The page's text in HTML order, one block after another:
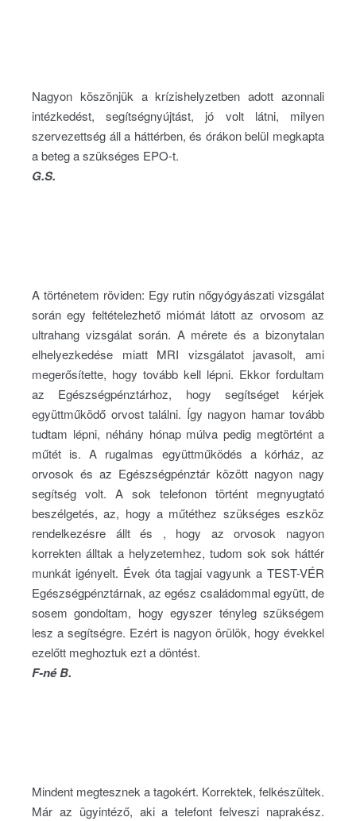
Nagyon köszönjük a krízishelyzetben adott azonnali
intézkedést, segítségnyújtást, jó volt látni, milyen
szervezettség áll a háttérben, és órákon belül megkapta
a beteg a szükséges EPO-t.
G.S.
A történetem röviden: Egy rutin nőgyógyászati vizsgálat
során egy feltételezhető miómát látott az orvosom az
ultrahang vizsgálat során. A mérete és a bizonytalan
elhelyezkedése miatt MRI vizsgálatot javasolt, ami
megerősítette, hogy tovább kell lépni. Ekkor fordultam
az Egészségpénztárhoz, hogy segítséget kérjek
együttműködő orvost találni. Így nagyon hamar tovább
tudtam lépni, néhány hónap múlva pedig megtörtént a
műtét is. A rugalmas együttműködés a kórház, az
orvosok és az Egészségpénztár között nagyon nagy
segítség volt. A sok telefonon történt megnyugtató
beszélgetés, az, hogy a műtéthez szükséges eszköz
rendelkezésre állt és , hogy az orvosok nagyon
korrekten álltak a helyzetemhez, tudom sok sok háttér
munkát igényelt. Évek óta tagjai vagyunk a TEST-VÉR
Egészségpénztárnak, az egész családommal együtt, de
sosem gondoltam, hogy egyszer tényleg szükségem
lesz a segítségre. Ezért is nagyon örülök, hogy évekkel
ezelőtt meghoztuk ezt a döntést.
F-né B.
Mindent megtesznek a tagokért. Korrektek, felkészültek.
Már az ügyintéző, aki a telefont felveszi naprakész.